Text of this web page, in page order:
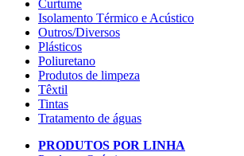
Curtume
Isolamento Térmico e Acústico
Outros/Diversos
Plásticos
Poliuretano
Produtos de limpeza
Têxtil
Tintas
Tratamento de águas
PRODUTOS POR LINHA